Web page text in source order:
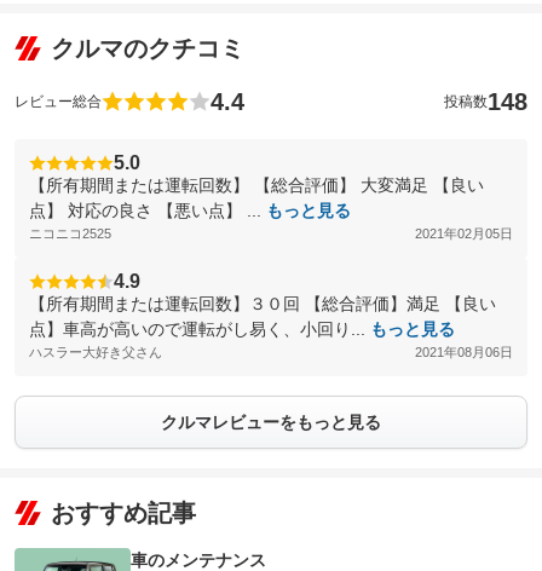
クルマのクチコミ
レビュー総合 4.4 投稿数148
5.0
【所有期間または運転回数】 【総合評価】 大変満足 【良い
点】 対応の良さ 【悪い点】 ...
もっと見る
ニコニコ2525 2021年02月05日
4.9
【所有期間または運転回数】３０回 【総合評価】満足 【良い
点】車高が高いので運転がし易く、小回り...
もっと見る
ハスラー大好き父さん 2021年08月06日
クルマレビューをもっと見る
おすすめ記事
車のメンテナンス